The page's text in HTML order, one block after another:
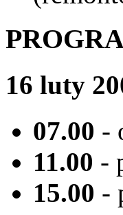
16 luty
07.00 -
11.00 -
15.00 -